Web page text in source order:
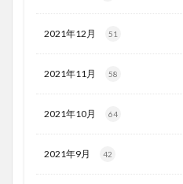
2021年12月 51
2021年11月 58
2021年10月 64
2021年9月 42